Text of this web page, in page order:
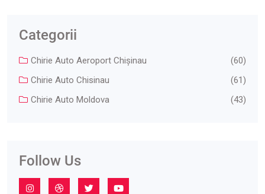
Categorii
Chirie Auto Aeroport Chişinau
(60)
Chirie Auto Chisinau
(61)
Chirie Auto Moldova
(43)
Follow Us